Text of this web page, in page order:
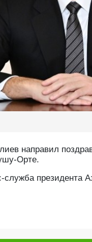
направил
Орте.
президента